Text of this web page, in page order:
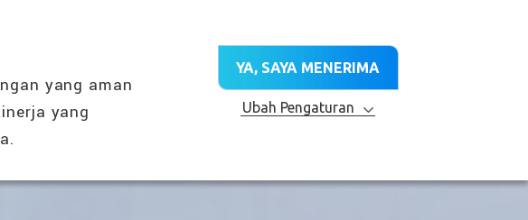
yang aman
yang
YA, SAYA MENERIMA
Ubah Pengaturan
KEBERLANJUTAN
R&D
LAYANAN TEKNIS